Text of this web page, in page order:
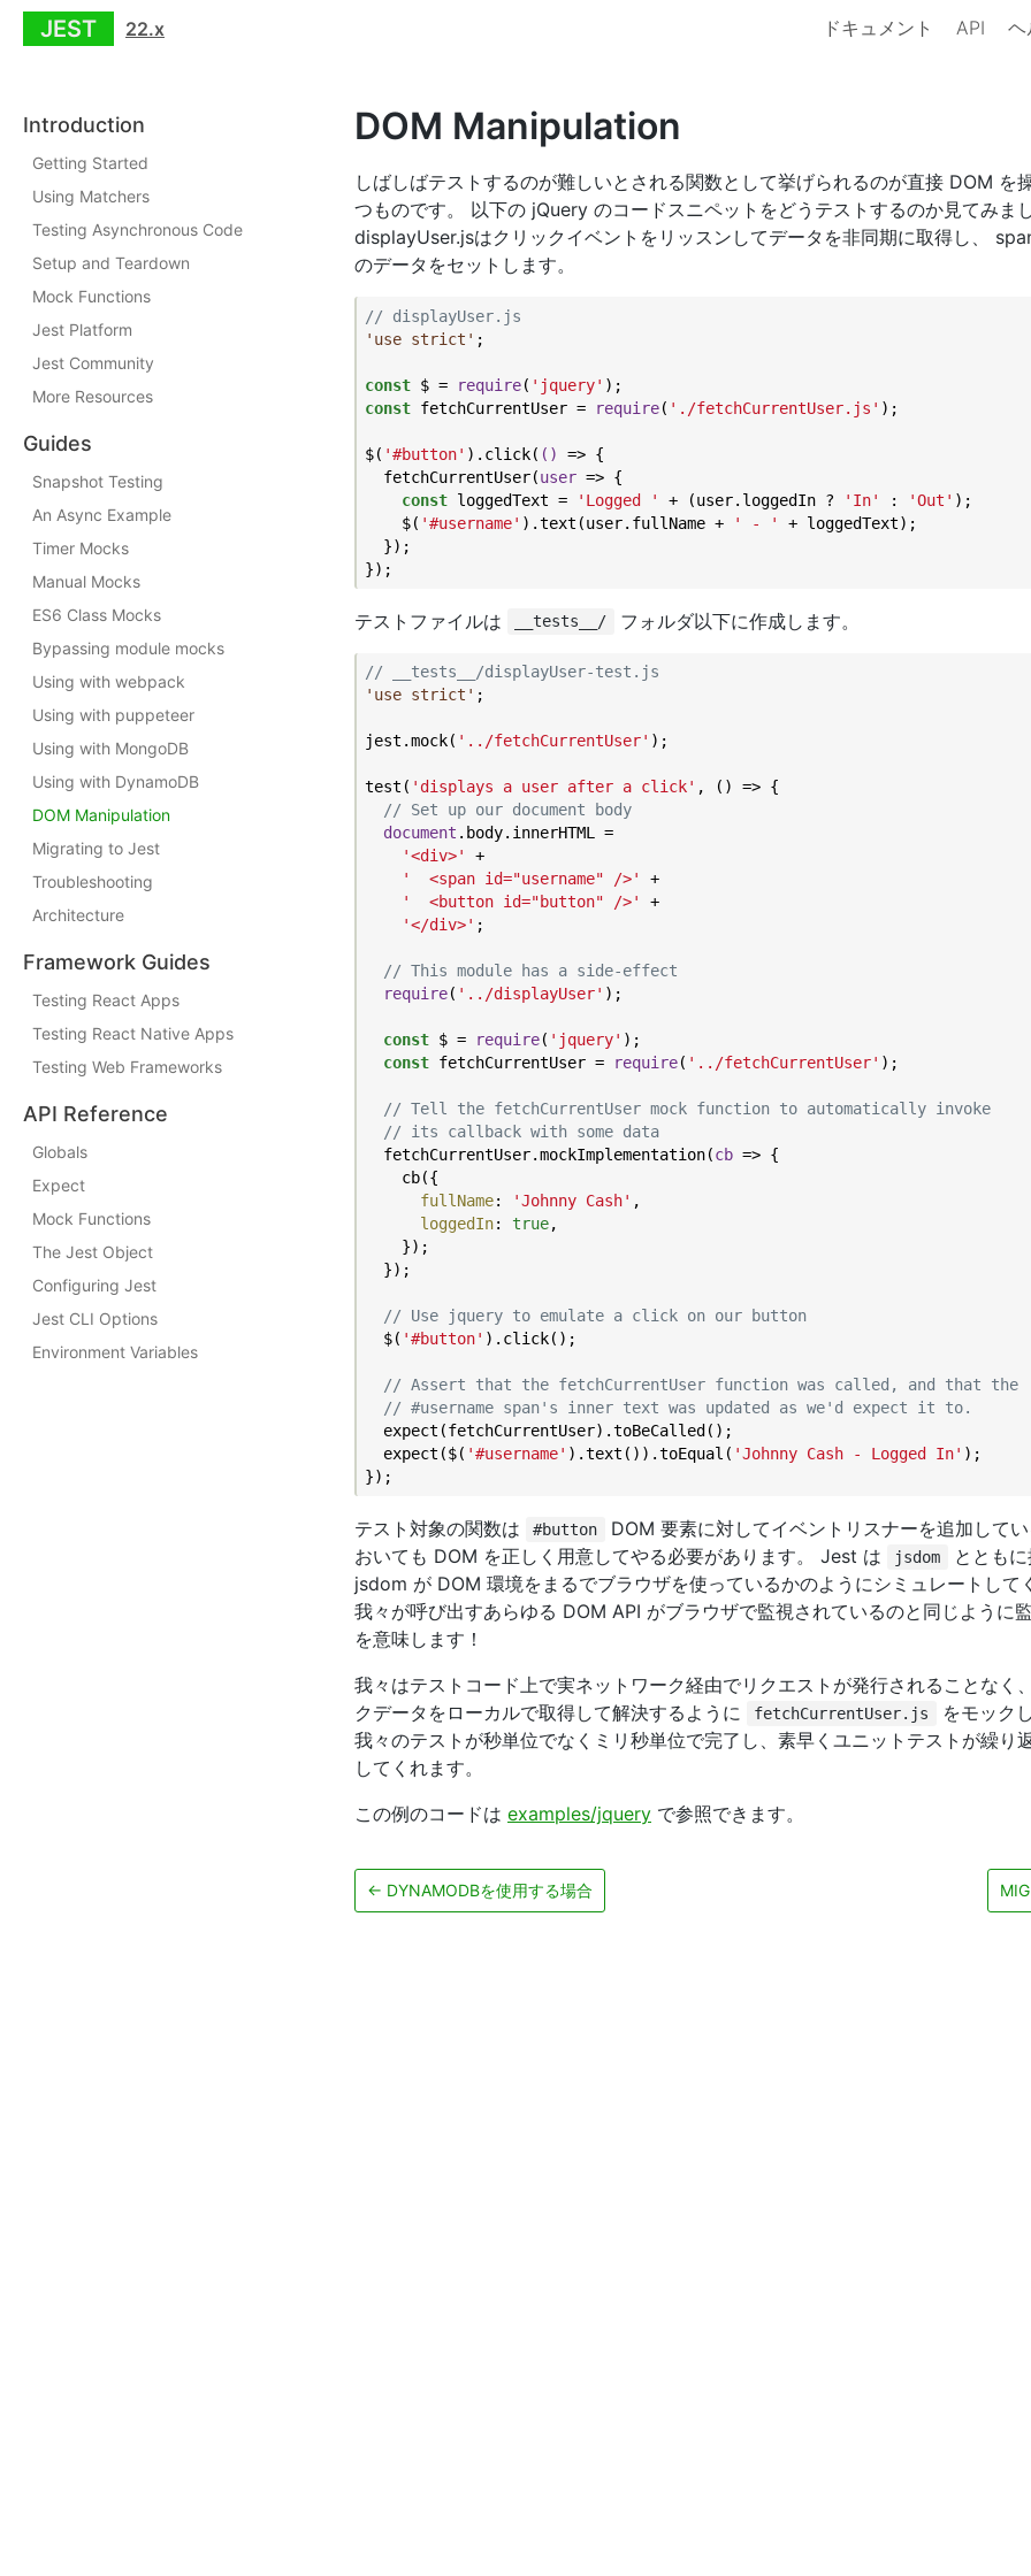
JEST 22.x ドキュメント API ヘ
Introduction
Getting Started
Using Matchers
Testing Asynchronous Code
Setup and Teardown
Mock Functions
Jest Platform
Jest Community
More Resources
Guides
Snapshot Testing
An Async Example
Timer Mocks
Manual Mocks
ES6 Class Mocks
Bypassing module mocks
Using with webpack
Using with puppeteer
Using with MongoDB
Using with DynamoDB
DOM Manipulation
Migrating to Jest
Troubleshooting
Architecture
Framework Guides
Testing React Apps
Testing React Native Apps
Testing Web Frameworks
API Reference
Globals
Expect
Mock Functions
The Jest Object
Configuring Jest
Jest CLI Options
Environment Variables
DOM Manipulation
しばしばテストするのが難しいとされる関数として挙げられるのが直接 DOM を
つものです。 以下の jQuery のコードスニペットをどうテストするのか見てみま
displayUser.jsはクリックイベントをリッスンしてデータを非同期に取得し、
のデータをセットします。
// displayUser.js
'use strict' ;
const $ = require( 'jquery'
const fetchCurrentUser = require( './fetchCurrentUser.js' );
$( '#button' ).click( () => {
  fetchCurrentUser(
user => {
const loggedText = 'Logged ' + (user.loggedIn ? 'In' : 'Out' );
    $(
'#username' ).text(user.fullName + ' - '
+ loggedText);
  });
テストファイルは __tests__/ フォルダ以下に作成します。
// __tests__/displayUser-test.js
'use strict' ;
jest.mock( '../fetchCurrentUser' );
test( 'displays a user after a click' , () => {
// Set up our document body
document .body.innerHTML =
'<div>'
+
'  <span id="username" />'
+
'  <button id="button" />'
+
'</div>' ;
// This module has a side-effect
require( '../displayUser' );
const $ = require( 'jquery' );
const fetchCurrentUser = require( '../fetchCurrentUser' );
// Tell the fetchCurrentUser mock function to automatically invoke
// its callback with some data
  fetchCurrentUser.mockImplementation(
cb => {
    cb({
fullName: 'Johnny Cash' ,
loggedIn: true,
    });
  });
// Use jquery to emulate a click on our button
  $(
'#button' ).click();
// Assert that the fetchCurrentUser function was called, and that the
// #username span's inner text was updated as we'd expect it to.
  expect(fetchCurrentUser).toBeCalled();
  expect($(
'#username' ).text()).toEqual( 'Johnny Cash - Logged In' );
テスト対象の関数は #button
DOM 要素に対してイベントリスナーを追加して
おいても DOM を正しく用意してやる必要があります。 Jest は
jsdom
ととも
jsdom が DOM 環境をまるでブラウザを使っているかのようにシミュレートして
我々が呼び出すあらゆる DOM API がブラウザで監視されているのと同じように
を意味します！
我々はテストコード上で実ネットワーク経由でリクエストが発行されることなく
クデータをローカルで取得して解決するように
fetchCurrentUser.js
をモック
我々のテストが秒単位でなくミリ秒単位で完了し、素早くユニットテストが繰り
してくれます。
この例のコードは examples/jquery で参照できます。
← DYNAMODBを使用する場合